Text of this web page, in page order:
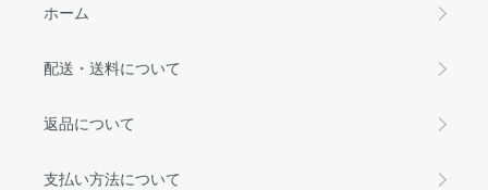
ホーム
配送・送料について
返品について
支払い方法について